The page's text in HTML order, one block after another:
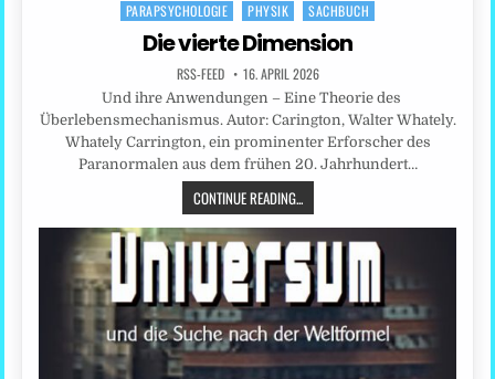
PARAPSYCHOLOGIE
PHYSIK SACHBUCH
Die vierte Dimension
RSS-FEED 16. APRIL 2026
Und ihre Anwendungen – Eine Theorie des
Überlebensmechanismus. Autor: Carington, Walter Whately.
Whately Carrington, ein prominenter Erforscher des
Paranormalen aus dem frühen 20. Jahrhundert…
CONTINUE READING...